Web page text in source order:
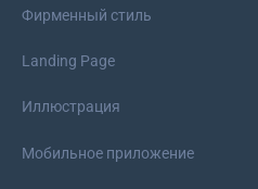
Фирменный стиль
Landing Page
Иллюстрация
Мобильное приложение